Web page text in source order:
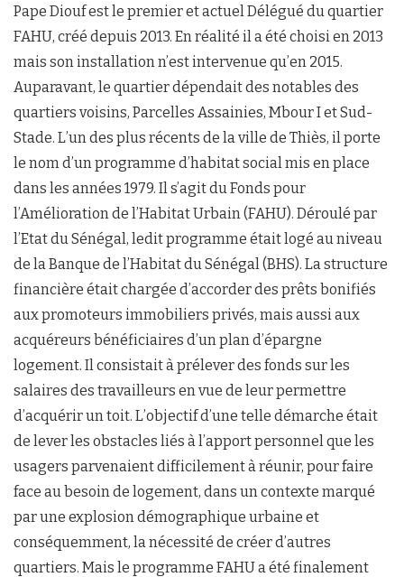
Pape Diouf est le premier et actuel Délégué du quartier
FAHU, créé depuis 2013. En réalité il a été choisi en 2013
mais son installation n’est intervenue qu’en 2015.
Auparavant, le quartier dépendait des notables des
quartiers voisins, Parcelles Assainies, Mbour I et Sud-
Stade. L’un des plus récents de la ville de Thiès, il porte
le nom d’un programme d’habitat social mis en place
dans les années 1979. Il s’agit du Fonds pour
l’Amélioration de l’Habitat Urbain (FAHU). Déroulé par
l’Etat du Sénégal, ledit programme était logé au niveau
de la Banque de l’Habitat du Sénégal (BHS). La structure
financière était chargée d’accorder des prêts bonifiés
aux promoteurs immobiliers privés, mais aussi aux
acquéreurs bénéficiaires d’un plan d’épargne
logement. Il consistait à prélever des fonds sur les
salaires des travailleurs en vue de leur permettre
d’acquérir un toit. L’objectif d’une telle démarche était
de lever les obstacles liés à l’apport personnel que les
usagers parvenaient difficilement à réunir, pour faire
face au besoin de logement, dans un contexte marqué
par une explosion démographique urbaine et
conséquemment, la nécessité de créer d’autres
quartiers. Mais le programme FAHU a été finalement